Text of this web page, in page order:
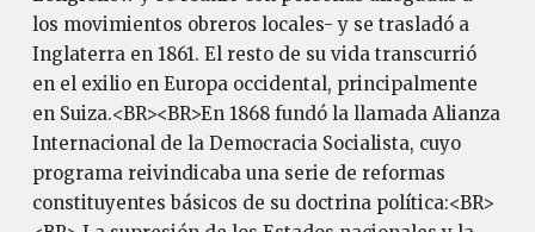
los movimientos obreros locales- y se trasladó a
Inglaterra en 1861. El resto de su vida transcurrió
en el exilio en Europa occidental, principalmente
en Suiza.<BR><BR>En 1868 fundó la llamada Alianza
Internacional de la Democracia Socialista, cuyo
programa reivindicaba una serie de reformas
constituyentes básicos de su doctrina política:<BR>